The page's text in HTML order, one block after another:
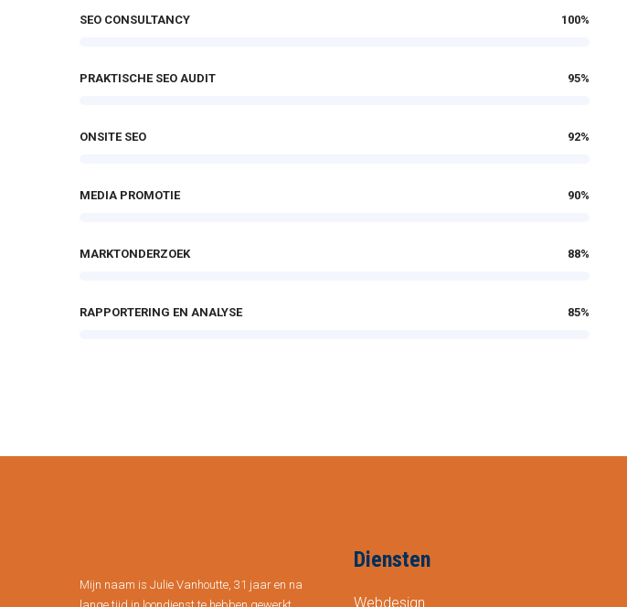
SEO CONSULTANCY 100%
PRAKTISCHE SEO AUDIT 95%
ONSITE SEO 92%
MEDIA PROMOTIE 90%
MARKTONDERZOEK 88%
RAPPORTERING EN ANALYSE 85%
Mijn naam is Julie Vanhoutte, 31 jaar en na
Diensten
Webdesign